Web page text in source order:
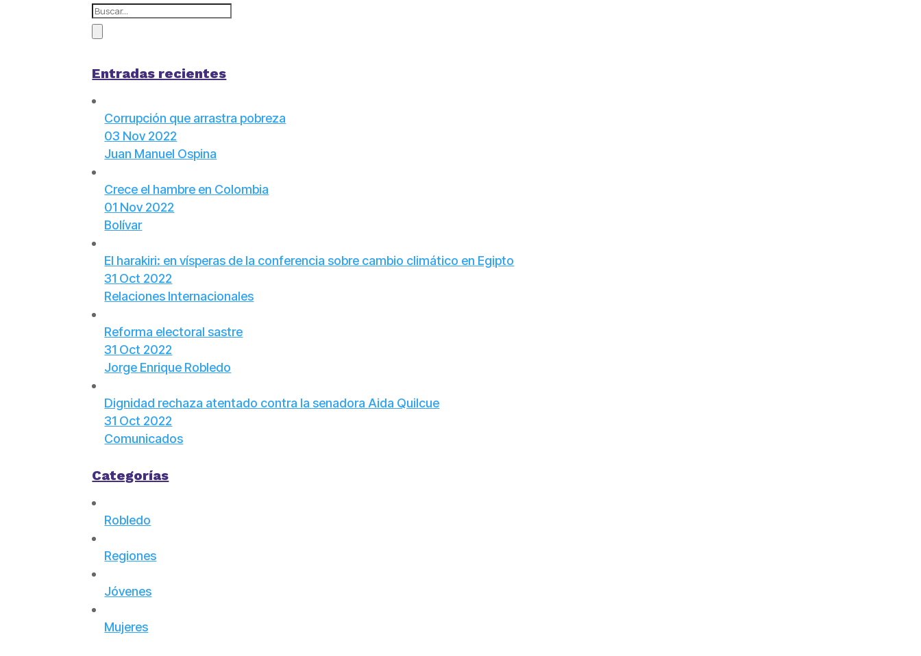
Entradas recientes
Corrupción que arrastra pobreza
03 Nov 2022
Juan Manuel Ospina
Crece el hambre en Colombia
01 Nov 2022
Bolívar
El harakiri: en vísperas de la conferencia sobre cambio climático en Egipto
31 Oct 2022
Relaciones Internacionales
Reforma electoral sastre
31 Oct 2022
Jorge Enrique Robledo
Dignidad rechaza atentado contra la senadora Aida Quilcue
31 Oct 2022
Comunicados
Categorías
Robledo
Regiones
Jóvenes
Mujeres